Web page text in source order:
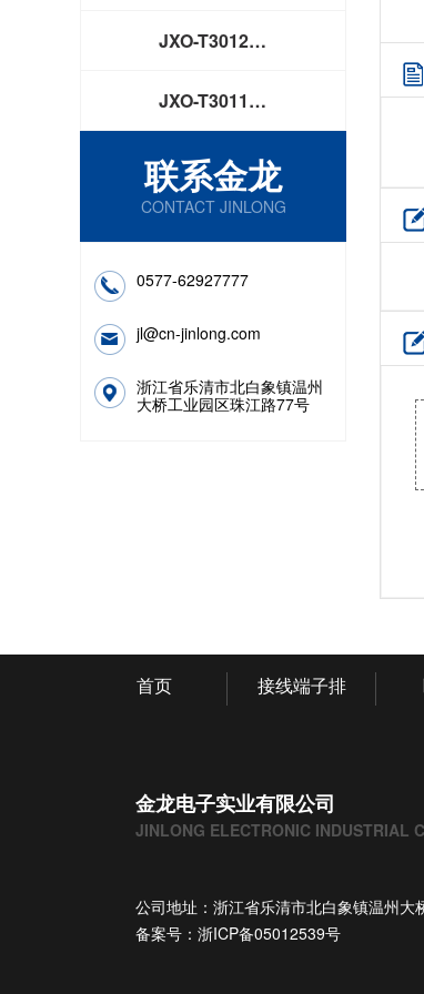
JXO-T3012…
JXO-T3011…
联系金龙
CONTACT JINLONG
0577-62927777
jl@cn-jinlong.com
浙江省乐清市北白象镇温州
大桥工业园区珠江路77号
首页 接线端子排
金龙电子实业有限公司
JINLONG ELECTRONIC INDUSTRIAL
公司地址：浙江省乐清市北白象镇温州大
备案号： 浙ICP备05012539号